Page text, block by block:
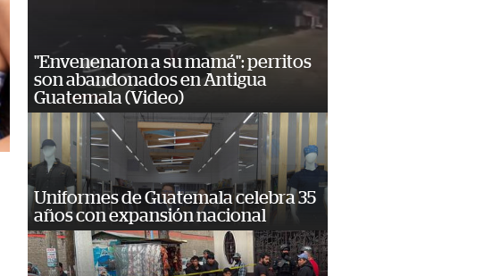
"Envenenaron a su mamá": perritos
son abandonados en Antigua
Guatemala (Video)
Uniformes de Guatemala celebra 35
años con expansión nacional